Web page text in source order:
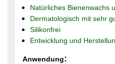
Natürliches Bienenwachs
Dermatologisch mit sehr
Silikonfrei
Entwicklung und
Anwendung: